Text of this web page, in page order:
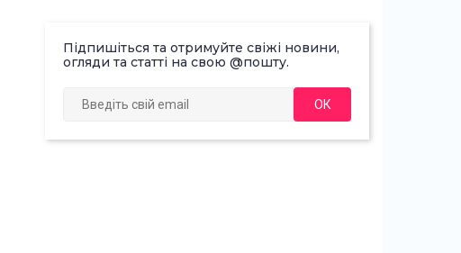
Підпишіться та отримуйте свіжі новини,
огляди та статті на свою @пошту.
ОК